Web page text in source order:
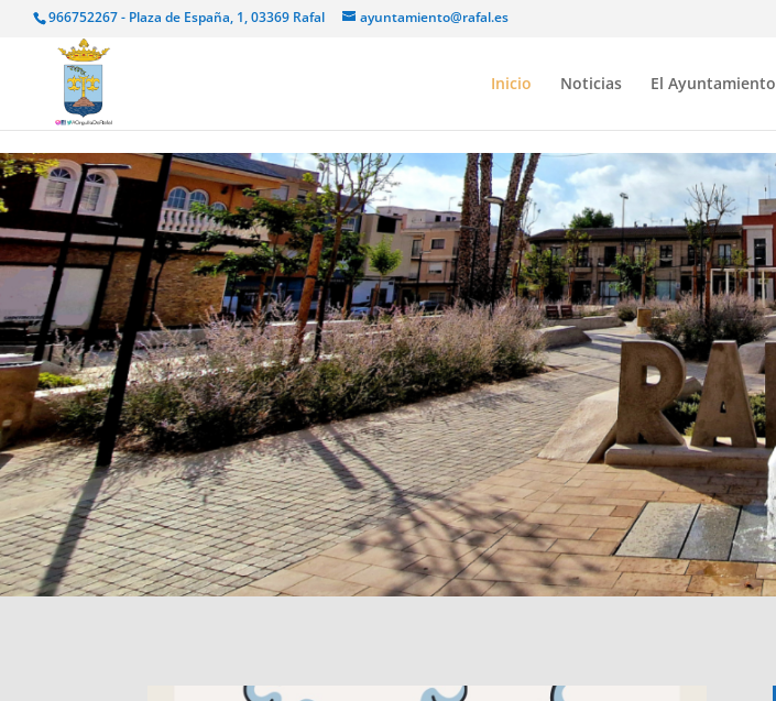
966752267 - Plaza de España, 1, 03369 Rafal ayuntamiento@rafal.es
Inicio Noticias El Ayuntamiento